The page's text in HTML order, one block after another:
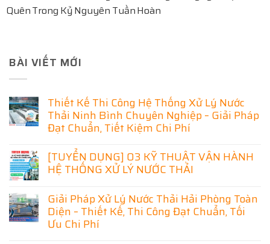
Quên Trong Kỷ Nguyên Tuần Hoàn
BÀI VIẾT MỚI
Thiết Kế Thi Công Hệ Thống Xử Lý Nước
Thải Ninh Bình Chuyên Nghiệp – Giải Pháp
Đạt Chuẩn, Tiết Kiệm Chi Phí
có
bình
luận
ở
Kế
Thi
Công
Hệ
Thống
[TUYỂN DỤNG] 03 KỸ THUẬT VẬN HÀNH
HỆ THỐNG XỬ LÝ NƯỚC THẢI
bình
luận
ở
[TUYỂN
Giải Pháp Xử Lý Nước Thải Hải Phòng Toàn
Diện – Thiết Kế, Thi Công Đạt Chuẩn, Tối
Ưu Chi Phí